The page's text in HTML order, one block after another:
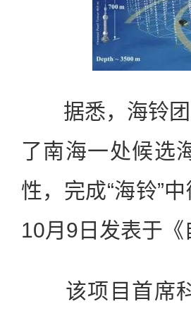
据悉，海铃团
了南海一处候选
性，完成“海铃”
10月9日发表于《
该项目首席科